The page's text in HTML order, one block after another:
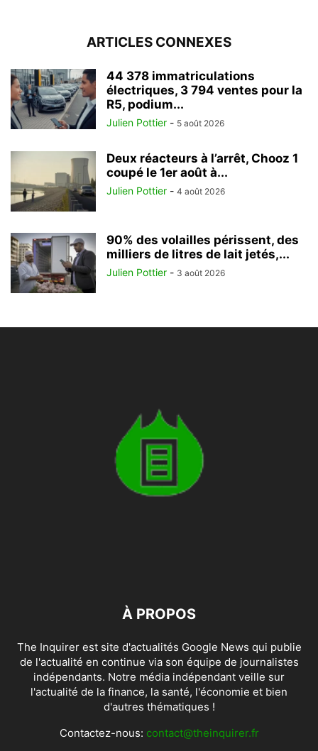
ARTICLES CONNEXES
44 378 immatriculations
électriques, 3 794 ventes pour la
R5, podium...
Julien Pottier - 5 août 2026
Deux réacteurs à l’arrêt, Chooz 1
coupé le 1er août à...
Julien Pottier - 4 août 2026
90% des volailles périssent, des
milliers de litres de lait jetés,...
Julien Pottier - 3 août 2026
À PROPOS
The Inquirer est site d'actualités Google News qui publie
de l'actualité en continue via son équipe de journalistes
indépendants. Notre média indépendant veille sur
l'actualité de la finance, la santé, l'économie et bien
d'autres thématiques !
Contactez-nous: contact@theinquirer.fr